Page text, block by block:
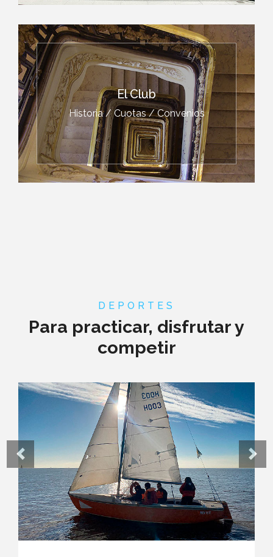
El Club
Historia / Cuotas / Convenios
DEPORTES
Para practicar, disfrutar y
competir